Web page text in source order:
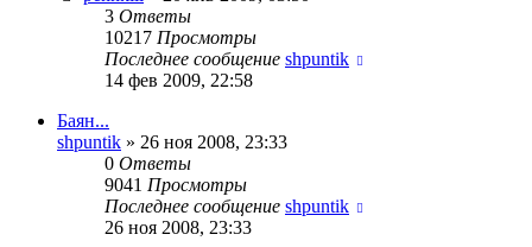
3 Ответы
10217 Просмотры
Последнее сообщение shpuntik
14 фев 2009, 22:58
Баян...
shpuntik » 26 ноя 2008, 23:33
0 Ответы
9041 Просмотры
Последнее сообщение shpuntik
26 ноя 2008, 23:33